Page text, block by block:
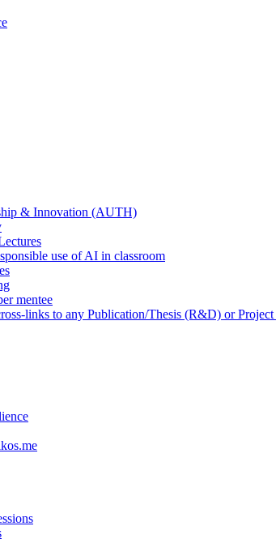
& Innovation (AUTH)
use of AI in classroom
mentee
links to any Publication/Thesis (R&D) or